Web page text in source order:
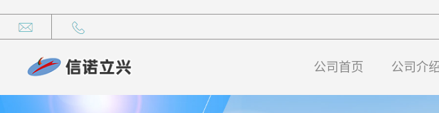
公司首页 公司介